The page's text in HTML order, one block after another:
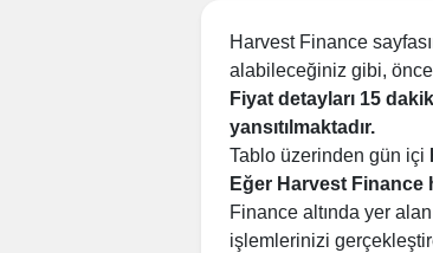
Harvest Finance
alabileceğiniz gibi,
Fiyat detayları 15
yansıtılmaktadır.
Tablo üzerinden gün içi
Eğer Harvest
Finance altında yer
işlemlerinizi